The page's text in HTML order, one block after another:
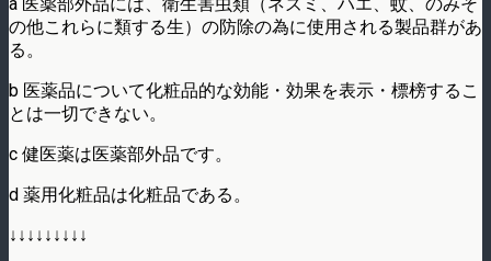
の他これらに類する生）の防除の為に使用される製品群があ
る。
b 医薬品について化粧品的な効能・効果を表示・標榜するこ
とは一切できない。
c 健医薬は医薬部外品です。
d 薬用化粧品は化粧品である。
↓↓↓↓↓↓↓↓↓